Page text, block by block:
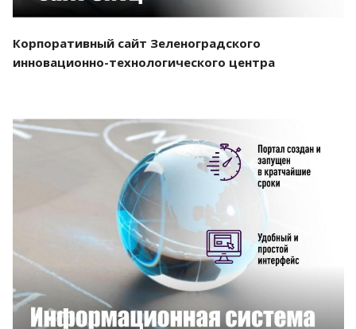
Корпоративный сайт Зеленоградского
инновационно-технологического центра
Смотреть проект